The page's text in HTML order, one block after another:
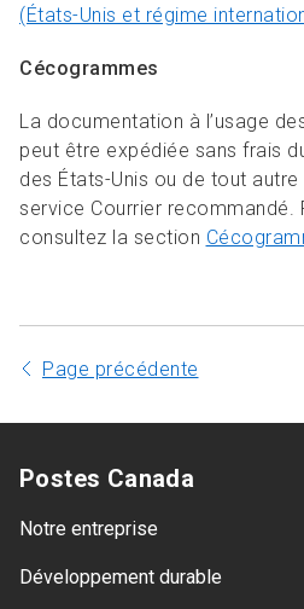
(États-Unis et régime
Cécogrammes
La documentation à l’usage
peut être expédiée sans frais
des États-Unis ou de tout autre
service Courrier recommandé.
consultez la section
Page précédente
Postes Canada
Notre entreprise
Développement durable